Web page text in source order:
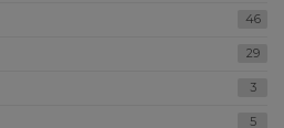
46
29
3
5